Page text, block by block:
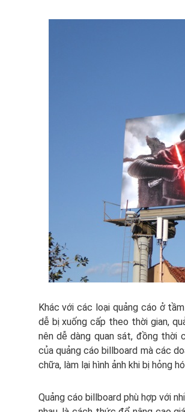
Khác với các loại quảng cáo ở
dễ bị xuống cấp theo thời gian,
nên dễ dàng quan sát, đồng
của quảng cáo billboard mà các
chữa, làm lại hình ảnh khi bị hỏng
Quảng cáo billboard phù hợp với